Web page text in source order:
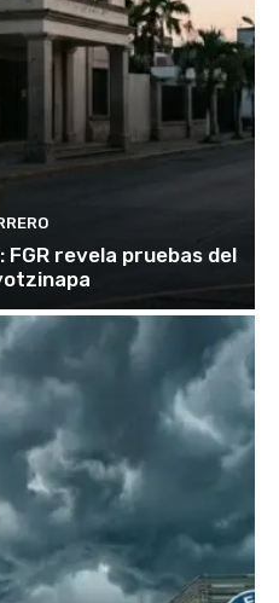
FGR revela pruebas del